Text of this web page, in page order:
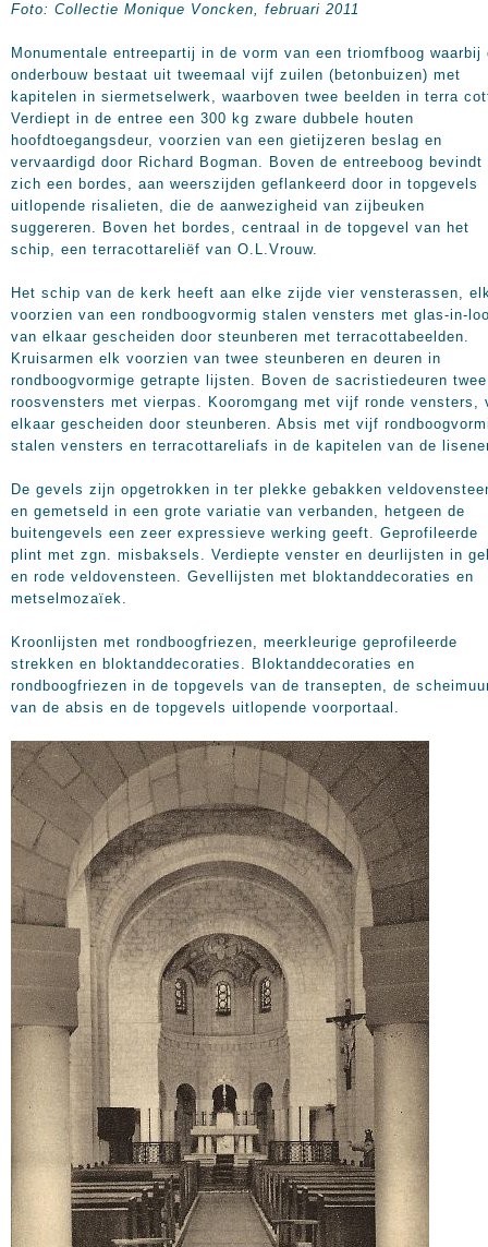
Foto: Collectie Monique Voncken, februari 2011
Monumentale entreepartij in de vorm van een triomfboog waarbij
onderbouw bestaat uit tweemaal vijf zuilen (betonbuizen) met
kapitelen in siermetselwerk, waarboven twee beelden in terra
Verdiept in de entree een 300 kg zware dubbele houten
hoofdtoegangsdeur, voorzien van een gietijzeren beslag en
vervaardigd door Richard Bogman. Boven de entreeboog bevindt
zich een bordes, aan weerszijden geflankeerd door in topgevels
uitlopende risalieten, die de aanwezigheid van zijbeuken
suggereren. Boven het bordes, centraal in de topgevel van het
schip, een terracottareliëf van O.L.Vrouw.
Het schip van de kerk heeft aan elke zijde vier vensterassen,
voorzien van een rondboogvormig stalen vensters met glas-in-
van elkaar gescheiden door steunberen met terracottabeelden.
Kruisarmen elk voorzien van twee steunberen en deuren in
rondboogvormige getrapte lijsten. Boven de sacristiedeuren twee
roosvensters met vierpas. Kooromgang met vijf ronde vensters,
elkaar gescheiden door steunberen. Absis met vijf
stalen vensters en terracottareliafs in de kapitelen van de
De gevels zijn opgetrokken in ter plekke gebakken
en gemetseld in een grote variatie van verbanden, hetgeen de
buitengevels een zeer expressieve werking geeft. Geprofileerde
plint met zgn. misbaksels. Verdiepte venster en deurlijsten in
en rode veldovensteen. Gevellijsten met bloktanddecoraties en
metselmozaïek.
Kroonlijsten met rondboogfriezen, meerkleurige geprofileerde
strekken en bloktanddecoraties. Bloktanddecoraties en
rondboogfriezen in de topgevels van de transepten, de
van de absis en de topgevels uitlopende voorportaal.